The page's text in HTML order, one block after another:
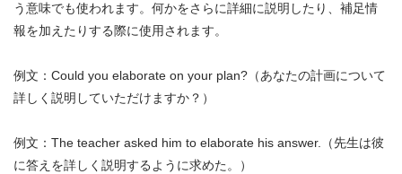
う意味でも使われます。何かをさらに詳細に説明したり、補足情
報を加えたりする際に使用されます。
例文：Could you elaborate on your plan?（あなたの計画について
詳しく説明していただけますか？）
例文：The teacher asked him to elaborate his answer.（先生は彼
に答えを詳しく説明するように求めた。）